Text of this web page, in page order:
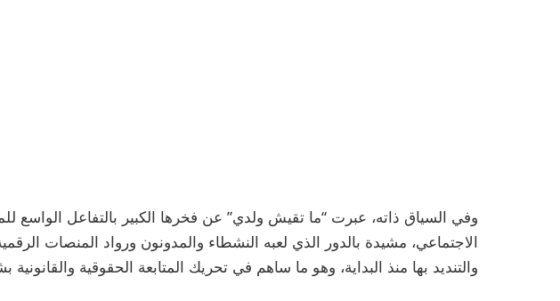
وفي السياق ذاته، عبرت “ما تقيش ولدي” عن فخرها الكبير بالتفاعل الواسع
الاجتماعي، مشيدة بالدور الذي لعبه النشطاء والمدونون ورواد المنصات
والتنديد بها منذ البداية، وهو ما ساهم في تحريك المتابعة الحقوقية